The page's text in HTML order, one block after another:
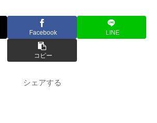
Facebook LINE
コピー
シェアする